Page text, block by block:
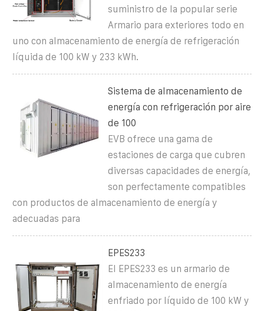
suministro de la popular serie
Armario para exteriores todo en
uno con almacenamiento de energía de refrigeración
líquida de 100 kW y 233 kWh.
Sistema de almacenamiento de
energía con refrigeración por aire
de 100
EVB ofrece una gama de
estaciones de carga que cubren
diversas capacidades de energía,
son perfectamente compatibles
con productos de almacenamiento de energía y
adecuadas para
EPES233
El EPES233 es un armario de
almacenamiento de energía
enfriado por líquido de 100 kW y